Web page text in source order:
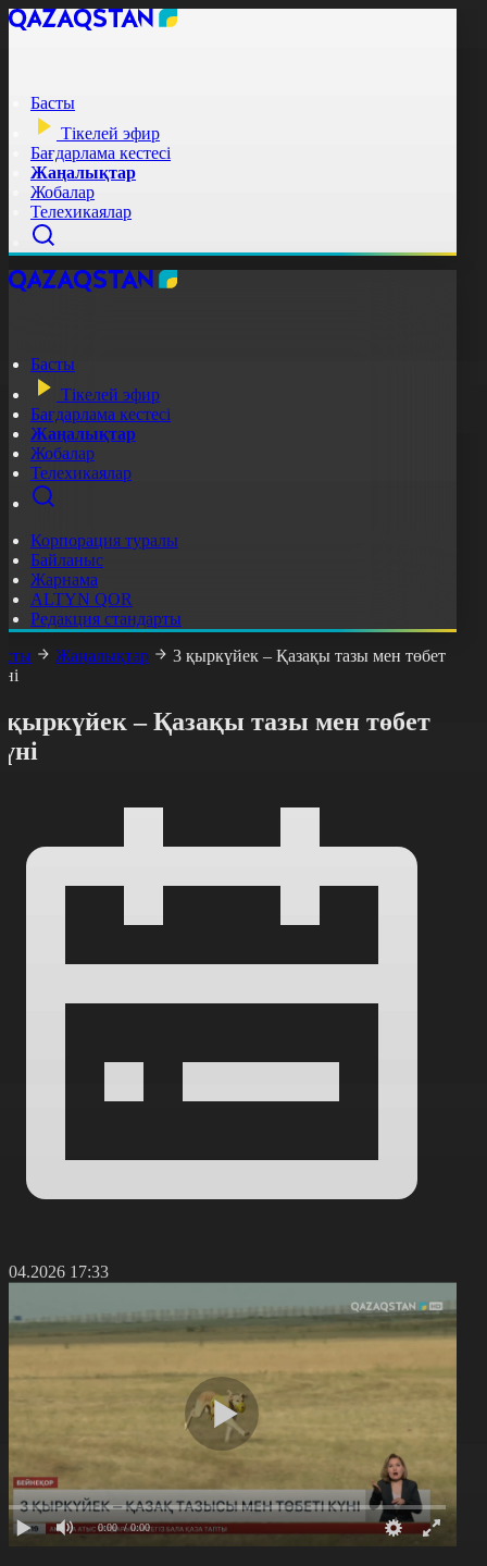
Басты
Тікелей эфир
Бағдарлама кестесі
Жаңалықтар
Жобалар
Телехикаялар
Басты
Тікелей эфир
Бағдарлама кестесі
Жаңалықтар
Жобалар
Телехикаялар
Корпорация туралы
Байланыс
Жарнама
ALTYN QOR
Редакция стандарты
Жаңалықтар
3 қыркүйек – Қазақы тазы мен төбет
қыркүйек – Қазақы тазы мен төбет
17:33
0:00 / 0:00